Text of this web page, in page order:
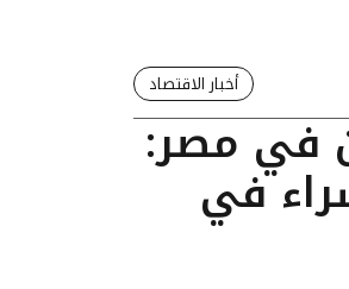
أخبار الاقتصاد
في مصر:
7800 للشراء في